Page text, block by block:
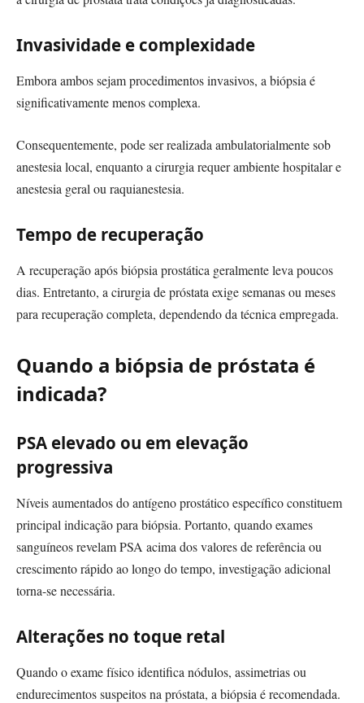
Invasividade e complexidade
Embora ambos sejam procedimentos invasivos, a biópsia é
significativamente menos complexa.
Consequentemente, pode ser realizada ambulatorialmente sob
anestesia local, enquanto a cirurgia requer ambiente hospitalar e
anestesia geral ou raquianestesia.
Tempo de recuperação
A recuperação após biópsia prostática geralmente leva poucos
dias. Entretanto, a cirurgia de próstata exige semanas ou meses
para recuperação completa, dependendo da técnica empregada.
Quando a biópsia de próstata é
indicada?
PSA elevado ou em elevação
progressiva
Níveis aumentados do antígeno prostático específico constituem
principal indicação para biópsia. Portanto, quando exames
sanguíneos revelam PSA acima dos valores de referência ou
crescimento rápido ao longo do tempo, investigação adicional
torna-se necessária.
Alterações no toque retal
Quando o exame físico identifica nódulos, assimetrias ou
endurecimentos suspeitos na próstata, a biópsia é recomendada.